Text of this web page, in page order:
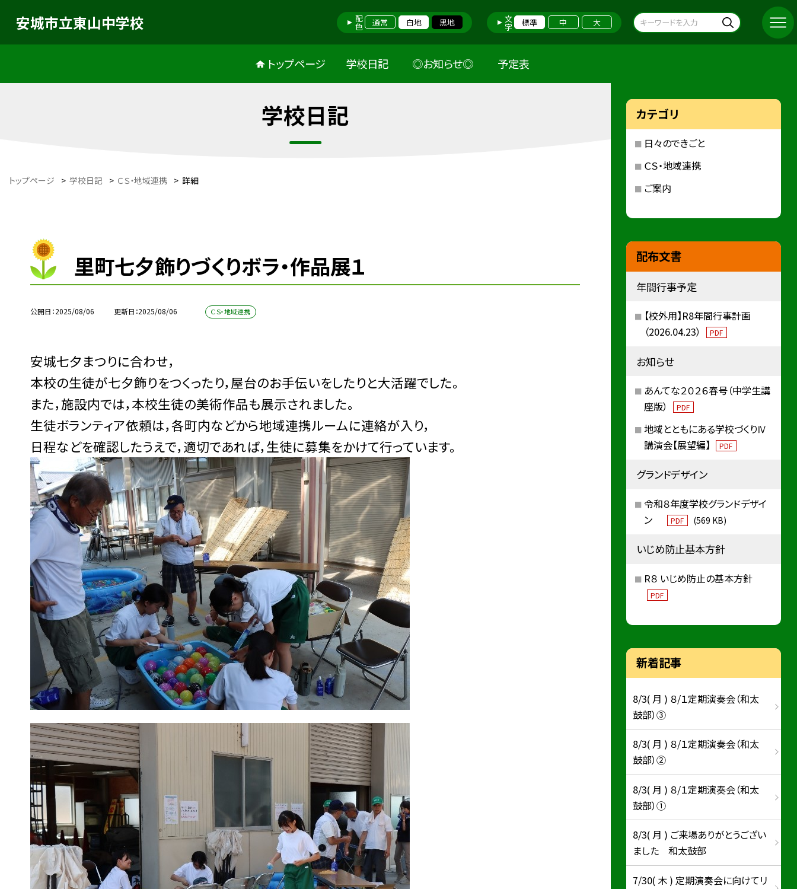
安城市立東山中学校 配色 通常 白地 黒地 文字 標準 中 大
トップページ 学校日記 ◎お知らせ◎ 予定表
学校日記
トップページ > 学校日記 > ＣＳ・地域連携 > 詳細
里町七夕飾りづくりボラ・作品展１
公開日 2025/08/06 更新日 2025/08/06 ＣＳ・地域連携
安城七夕まつりに合わせ，
本校の生徒が七夕飾りをつくったり，屋台のお手伝いをしたりと大活躍でした。
また，施設内では，本校生徒の美術作品も展示されました。
生徒ボランティア依頼は，各町内などから地域連携ルームに連絡が入り，
日程などを確認したうえで，適切であれば，生徒に募集をかけて行っています。
カテゴリ
日々のできごと
ＣＳ・地域連携
ご案内
配布文書
年間行事予定
【校外用】R8年間行事計画
（2026.04.23）
PDF
お知らせ
あんてな２０２６春号（中学生講
座版）
PDF
地域とともにある学校づくりⅣ
講演会【展望編】
PDF
グランドデザイン
令和８年度学校グランドデザイ
ン
PDF (569 KB)
いじめ防止基本方針
R８ いじめ防止の基本方針
PDF
新着記事
8/3( 月 ) ８/１定期演奏会（和太
鼓部）③
8/3( 月 ) ８/１定期演奏会（和太
鼓部）②
8/3( 月 ) ８/１定期演奏会（和太
鼓部）①
8/3( 月 ) ご来場ありがとうござい
ました 和太鼓部
7/30( 木 ) 定期演奏会に向けてリ